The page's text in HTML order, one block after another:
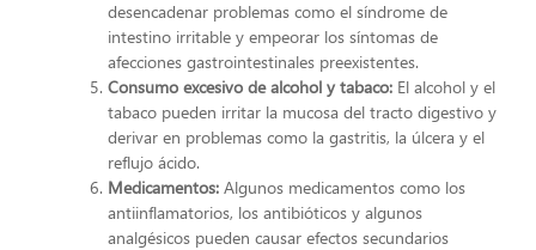
desencadenar problemas como el síndrome de
intestino irritable y empeorar los síntomas de
afecciones gastrointestinales preexistentes.
Consumo excesivo de alcohol y tabaco: El alcohol y el
tabaco pueden irritar la mucosa del tracto digestivo y
derivar en problemas como la gastritis, la úlcera y el
reflujo ácido.
Medicamentos: Algunos medicamentos como los
antiinflamatorios, los antibióticos y algunos
analgésicos pueden causar efectos secundarios